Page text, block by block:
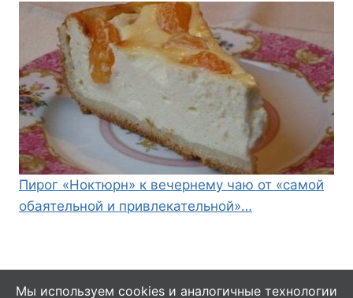
Пирог «Ноктюрн» к вечернему чаю от «самой
обаятельной и привлекательной»…
Мы используем cookies и аналогичные технологии